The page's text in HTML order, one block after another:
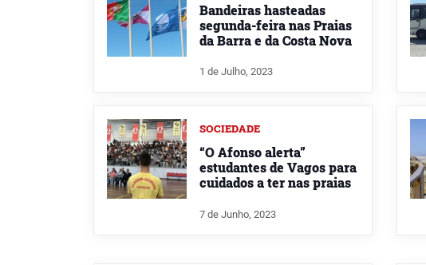
Bandeiras hasteadas
segunda-feira nas Praias
da Barra e da Costa Nova
1 de Julho, 2023
SOCIEDADE
“O Afonso alerta”
estudantes de Vagos para
cuidados a ter nas praias
7 de Junho, 2023